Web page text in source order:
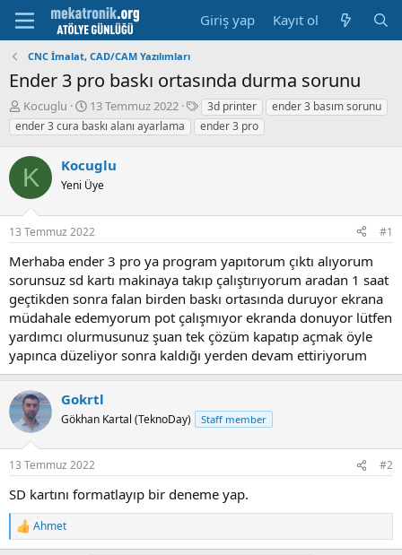
Giriş yap Kayıt ol
CNC İmalat, CAD/CAM Yazılımları
Ender 3 pro baskı ortasında durma sorunu
K
o
n
u
y
u
b
a
ş
a
t
a
n
Kocuglu
B
a
ş
a
m
t
a
i
h
i
13 Temmuz 2022
E
t
i
e
3d printer
ender 3 basım sorunu
ender 3 cura baskı alanı ayarlama
ender 3 pro
K Kocuglu
Yeni Üye
13 Temmuz 2022 #1
Merhaba ender 3 pro ya program yapıtorum çıktı alıyorum
sorunsuz sd kartı makinaya takıp çalıştırıyorum aradan 1 saat
geçtikden sonra falan birden baskı ortasında duruyor ekrana
müdahale edemyorum pot çalışmıyor ekranda donuyor lütfen
yardımcı olurmusunuz şuan tek çözüm kapatıp açmak öyle
yapınca düzeliyor sonra kaldığı yerden devam ettiriyorum
Gokrtl
Gökhan Kartal (TeknoDay) Staff member
13 Temmuz 2022 #2
SD kartını formatlayıp bir deneme yap.
R
e
Ahmet